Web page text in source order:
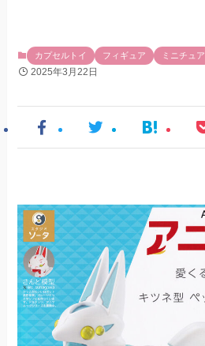
カプセルトイ フィギュア ミニチュア
2025年3月22日